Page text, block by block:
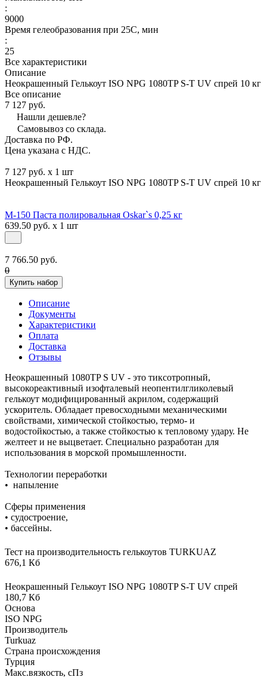
:
9000
Время гелеобразования при 25С, мин
:
25
Все характеристики
Описание
Неокрашенный Гелькоут ISO NPG 1080TP S-T UV спрей 10 кг
Все описание
7 127 руб.
Нашли дешевле?
Самовывоз со склада.
Доставка по РФ.
Цена указана с НДС.
7 127 руб. x 1 шт
Неокрашенный Гелькоут ISO NPG 1080TP S-T UV спрей 10 кг
М-150 Паста полировальная Oskar`s 0,25 кг
639.50 руб. x 1 шт
7 766.50 руб.
0
Купить набор
Описание
Документы
Характеристики
Оплата
Доставка
Отзывы
Неокрашенный 1080TP S UV - это тиксотропный,
высокореактивный изофталевый неопентилгликолевый
гелькоут модифицированный акрилом, содержащий
ускоритель. Обладает превосходными механическими
свойствами, химической стойкостью, термо- и
водостойкостью, а также стойкостью к тепловому удару. Не
желтеет и не выцветает. Специально разработан для
использования в морской промышленности.
Технологии переработки
• напыление
Сферы применения
• судостроение,
• бассейны.
Тест на производительность гелькоутов TURKUAZ
676,1 Кб
Неокрашенный Гелькоут ISO NPG 1080TP S-T UV спрей
180,7 Кб
Основа
ISO NPG
Производитель
Turkuaz
Страна происхождения
Турция
Макс.вязкoсть, сПз